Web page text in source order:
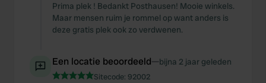
Prima plek ! Bedankt Posthausen! Mooie winkels.
Maar mensen ruim je rommel op want anders is
deze gratis plek ook zo verdwenen.
Een locatie beoordeeld—bijna 2 jaar geleden
Sitecode: 92002